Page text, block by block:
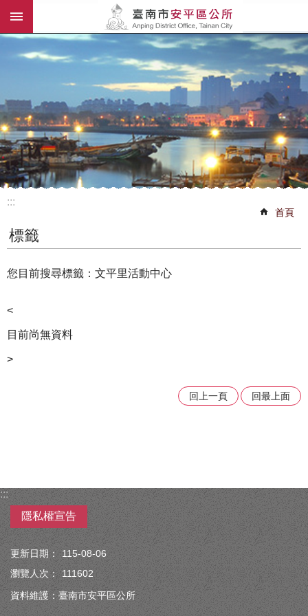
跳到主要內容區塊
:::
首頁
標籤
您目前搜尋標籤：文平里活動中心
<
目前尚無資料
>
回上一頁 回最上面
:::
隱私權宣告
更新日期：
115-08-06
瀏覽人次：
111602
資料維護：臺南市安平區公所